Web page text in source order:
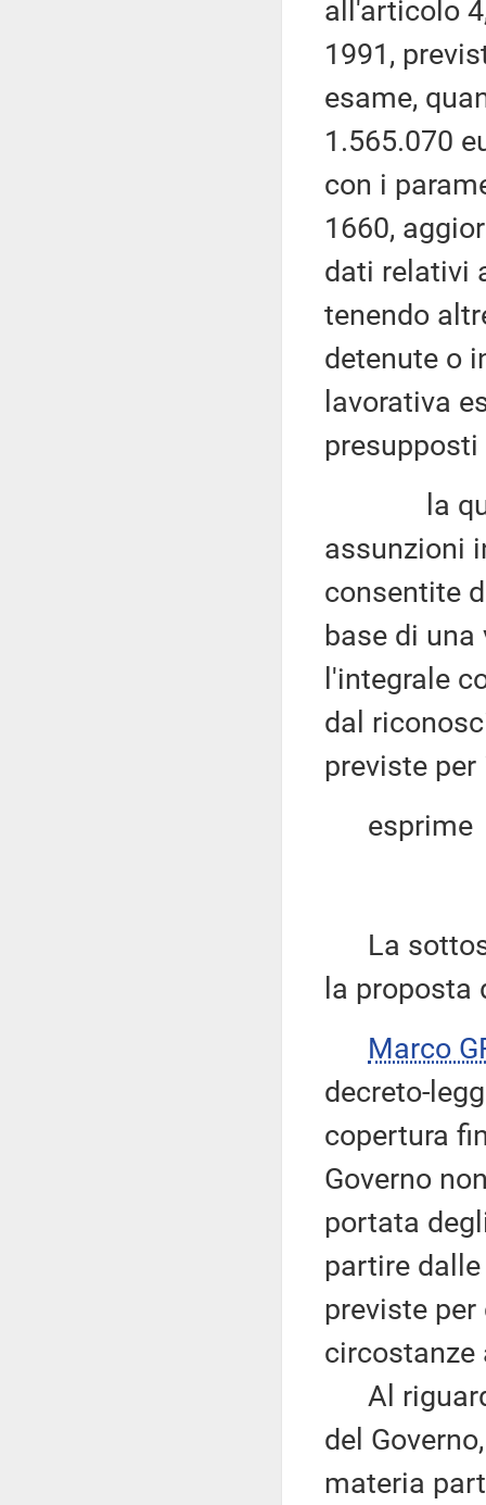
all'articolo
1991,
esame,
1.565.070
con i
1660,
dati relativi
tenendo
detenute o
lavorativa
la
assunzioni
consentite
base di una
l'integrale
dal
previste
esprime
La
la proposta
Marco
decreto-
copertura
Governo
portata
partire
previste
circostanze
Al
del
materia